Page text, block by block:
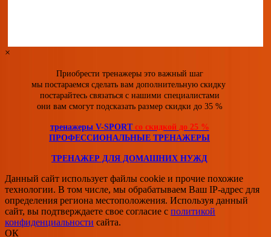
×
Приобрести тренажеры это важный шаг
мы постараемся сделать вам дополнительную скидку
постарайтесь связаться с нашими специалистами
они вам смогут подсказать размер скидки до 35 %
тренажеры V-SPORT со скидкой до 25 %
ПРОФЕССИОНАЛЬНЫЕ ТРЕНАЖЕРЫ
ТРЕНАЖЕР ДЛЯ ДОМАШНИХ НУЖД
Данный сайт использует файлы cookie и прочие похожие
технологии. В том числе, мы обрабатываем Ваш IP-адрес для
определения региона местоположения. Используя данный
сайт, вы подтверждаете свое согласие с политикой
конфиденциальности сайта.
ОК